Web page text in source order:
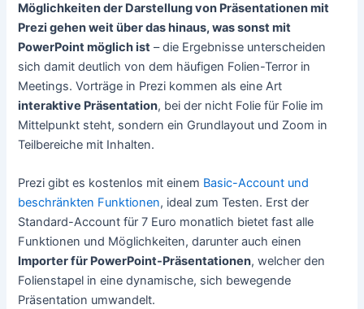
Möglichkeiten der Darstellung von Präsentationen mit
Prezi gehen weit über das hinaus, was sonst mit
PowerPoint möglich ist – die Ergebnisse unterscheiden
sich damit deutlich von dem häufigen Folien-Terror in
Meetings. Vorträge in Prezi kommen als eine Art
interaktive Präsentation, bei der nicht Folie für Folie im
Mittelpunkt steht, sondern ein Grundlayout und Zoom in
Teilbereiche mit Inhalten.
Prezi gibt es kostenlos mit einem Basic-Account und
beschränkten Funktionen, ideal zum Testen. Erst der
Standard-Account für 7 Euro monatlich bietet fast alle
Funktionen und Möglichkeiten, darunter auch einen
Importer für PowerPoint-Präsentationen, welcher den
Folienstapel in eine dynamische, sich bewegende
Präsentation umwandelt.